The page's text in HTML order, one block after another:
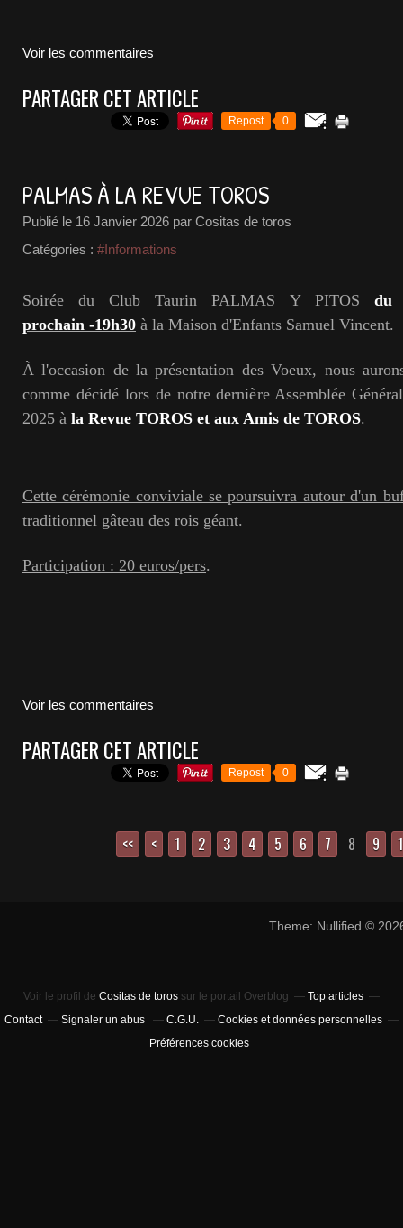
Voir les commentaires
PARTAGER CET ARTICLE
Repost 0
PALMAS À LA REVUE TOROS
Publié le 16 Janvier 2026 par Cositas de toros
Catégories : #Informations
Soirée du Club Taurin PALMAS Y PITOS du
prochain -19h30 à la Maison d'Enfants Samuel Vincent.
À l'occasion de la présentation des Voeux, nous
comme décidé lors de notre dernière Assemblée
2025 à la Revue TOROS et aux Amis de TOROS.
Cette cérémonie conviviale se poursuivra autour d'un
traditionnel gâteau des rois géant.
Participation : 20 euros/pers.
Voir les commentaires
PARTAGER CET ARTICLE
Repost 0
<< < 1 2 3 4 5 6 7 8 9
Theme: Nullified ©
Voir le profil de Cositas de toros sur le portail Overblog
Top articles
Contact
Signaler un abus C.G.U.
Cookies et données personnelles
Préférences cookies